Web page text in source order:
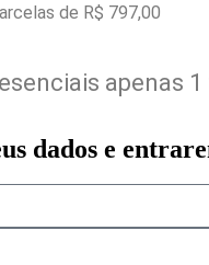
de R$ 797,00
apenas
dados e